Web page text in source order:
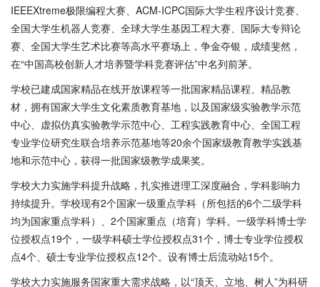
IEEEXtreme极限编程大赛、ACM-ICPC国际大学生程序设计竞赛、
全国大学生机器人竞赛、全球大学生基因工程大赛、国际大专辩论
赛、全国大学生艺术比赛等高水平赛场上，争金夺银，成绩斐然，
在“中国高校创新人才培养暨学科竞赛评估”中名列前茅。
学校已建成国家精品在线开放课程等一批国家精品课程、精品教
材，拥有国家大学生文化素质教育基地，以及国家级实验教学示范
中心、虚拟仿真实验教学示范中心、工程实践教育中心、全国工程
专业学位研究生联合培养示范基地等20余个国家级教育教学实践基
地和示范中心，获得一批国家级教学成果奖。
学校大力实施学科提升战略，扎实推进理工深度融合，学科影响力
持续提升。学校现有2个国家一级重点学科（所包括的6个二级学科
均为国家重点学科）、2个国家重点（培育）学科。一级学科博士学
位授权点19个，一级学科硕士学位授权点31个，博士专业学位授权
点4个、硕士专业学位授权点12个。设有博士后流动站15个。
学校大力实施服务国家重大需求战略，以“顶天、立地、树人”为科研